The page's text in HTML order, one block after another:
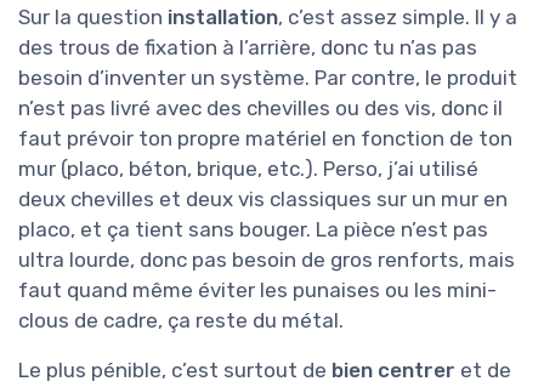
Sur la question installation, c’est assez simple. Il y a
des trous de fixation à l’arrière, donc tu n’as pas
besoin d’inventer un système. Par contre, le produit
n’est pas livré avec des chevilles ou des vis, donc il
faut prévoir ton propre matériel en fonction de ton
mur (placo, béton, brique, etc.). Perso, j’ai utilisé
deux chevilles et deux vis classiques sur un mur en
placo, et ça tient sans bouger. La pièce n’est pas
ultra lourde, donc pas besoin de gros renforts, mais
faut quand même éviter les punaises ou les mini-
clous de cadre, ça reste du métal.
Le plus pénible, c’est surtout de bien centrer et de